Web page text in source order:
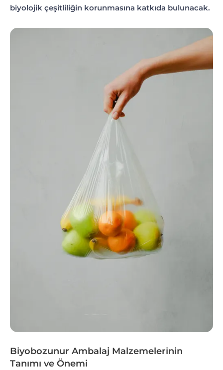
biyolojik çeşitliliğin korunmasına katkıda bulunacak.
Biyobozunur Ambalaj Malzemelerinin
Tanımı ve Önemi